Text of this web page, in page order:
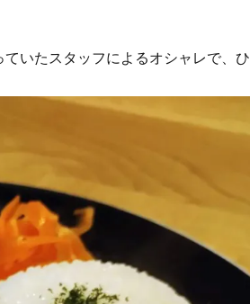
ていたスタッフによるオシャレで、ひ